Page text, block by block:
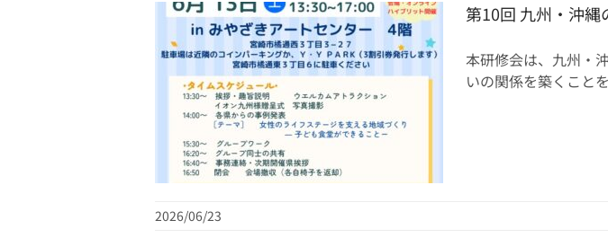
第10回 九州・沖
本研修会は、九州・
いの関係を築くこと
2026/06/23